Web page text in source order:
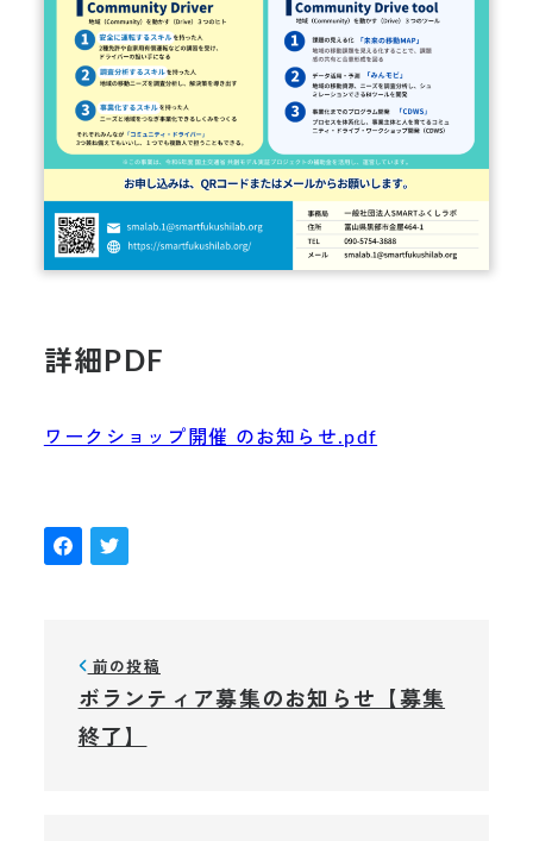
詳細PDF
ワークショップ開催 のお知らせ.pdf
前の投稿
ボランティア募集のお知らせ【募集
終了】